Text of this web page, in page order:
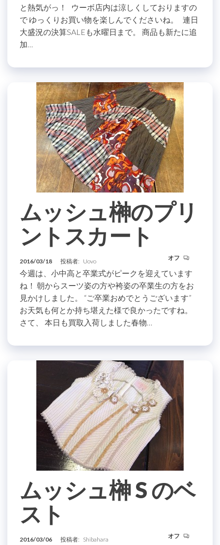
と熱気がっ！ ウーボ店内は涼しくしておりますの
で ゆっくりお買い物を楽しんでくださいね。 連日
大盛況の決算SALEも水曜日まで。 商品も新たに追
加…
ムッシュ榊のプリ
ントスカート
2016/03/18 投稿者: Uovo オフ
今週は、小中高と卒業式がピークを迎えています
ね！ 朝からスーツ姿の方や袴姿の卒業生の方をお
見かけしました。 “ご卒業おめでとうございます”
お天気も何とか持ち堪えた様で良かったですね。
さて、 本日も買取入荷しました春物…
ムッシュ榊 S のベ
スト
2016/03/06 投稿者: Shibahara オフ